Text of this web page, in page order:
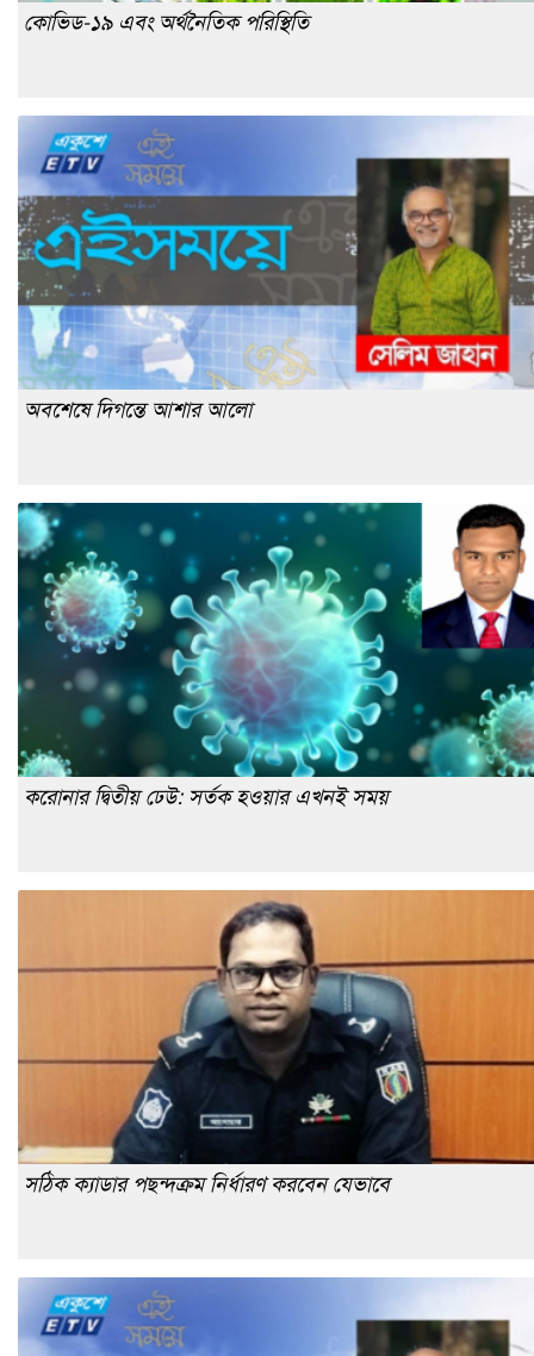
কোভিড-১৯ এবং অর্থনৈতিক পরিস্থিতি
অবশেষে দিগন্তে আশার আলো
করোনার দ্বিতীয় ঢেউ: সর্তক হওয়ার এখনই সময়
সঠিক ক্যাডার পছন্দক্রম নির্ধারণ করবেন যেভাবে